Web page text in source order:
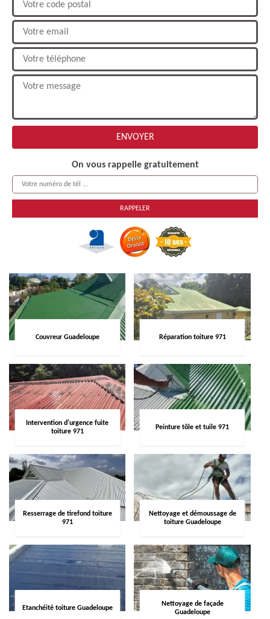
On vous rappelle gratuitement
Couvreur Guadeloupe Réparation toiture 971
Intervention d'urgence fuite
toiture 971
Peinture tôle et tuile 971
Resserrage de tirefond toiture
971
Nettoyage et démoussage de
toiture Guadeloupe
Etanchéité toiture Guadeloupe
Nettoyage de façade
Guadeloupe